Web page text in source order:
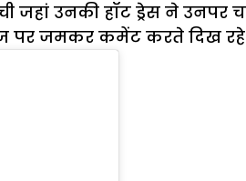
जहां उनकी हॉट ड्रेस ने
पर जमकर कमेंट करते दिख रहे